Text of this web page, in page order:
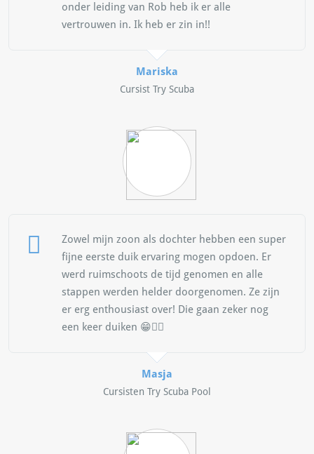
onder leiding van Rob heb ik er alle
vertrouwen in. Ik heb er zin in!!
Mariska
Cursist Try Scuba
Zowel mijn zoon als dochter hebben een super
fijne eerste duik ervaring mogen opdoen. Er
werd ruimschoots de tijd genomen en alle
stappen werden helder doorgenomen. Ze zijn
er erg enthousiast over! Die gaan zeker nog
een keer duiken 😁👍🏻
Masja
Cursisten Try Scuba Pool